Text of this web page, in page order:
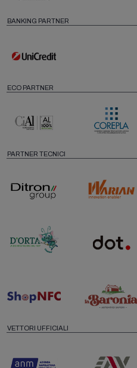
BANKING PARTNER
ECO PARTNER
PARTNER TECNICI
VETTORI UFFICIALI